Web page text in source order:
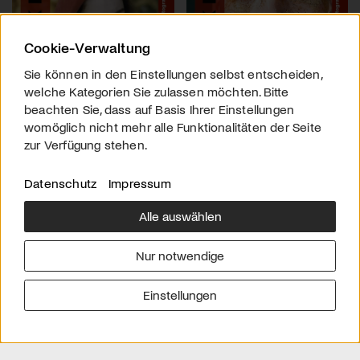
Über uns
Downloads
Werben
Impressum
Cookie-Verwaltung
Sie können in den Einstellungen selbst entscheiden,
welche Kategorien Sie zulassen möchten. Bitte
beachten Sie, dass auf Basis Ihrer Einstellungen
womöglich nicht mehr alle Funktionalitäten der Seite
zur Verfügung stehen.
Datenschutz Impressum
Alle auswählen
Nur notwendige
Einstellungen